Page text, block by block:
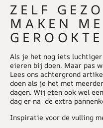
ZELF
MAKEN
Als je het nog iets
eieren bij doen. Maar pas
Lees ons achtergrond
doen als je het met
dagen. Wij eten ook wel
dag er na de extra
Inspiratie voor de vulling